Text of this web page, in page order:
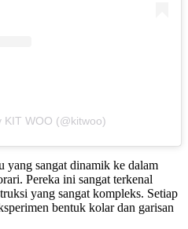
KIT WOO (@kitwoo)
yang sangat dinamik ke dalam
Pereka ini sangat terkenal
yang sangat kompleks. Setiap
bentuk kolar dan garisan